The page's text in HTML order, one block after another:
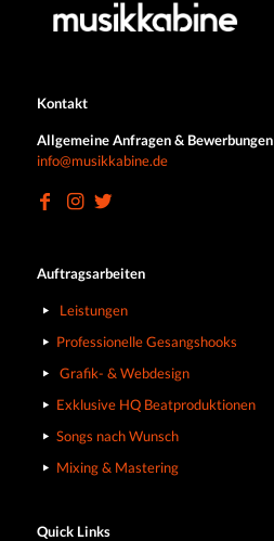
Kontakt
Allgemeine Anfragen & Bewerbungen
info@musikkabine.de
Auftragsarbeiten
Leistungen
Professionelle Gesangshooks
Grafik- & Webdesign
Exklusive HQ Beatproduktionen
Songs nach Wunsch
Mixing & Mastering
Quick Links